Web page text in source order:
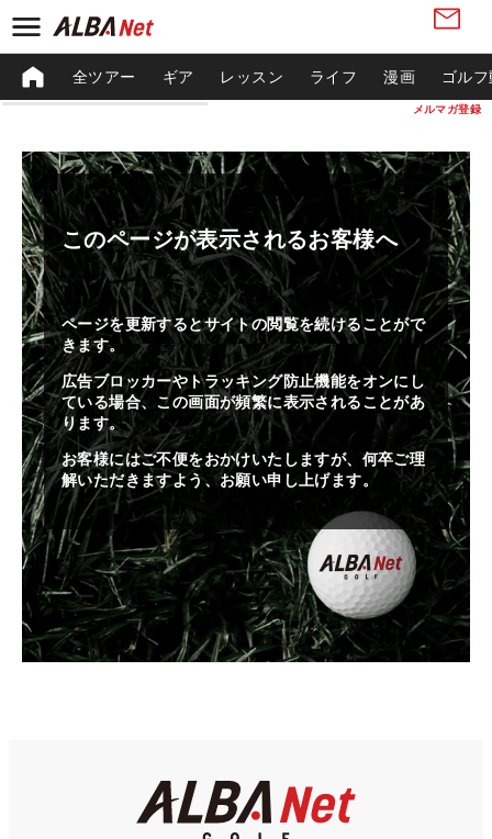
メルマガ登録
全ツアー ギア レッスン ライフ 漫画 ゴル
このページが表示されるお客様へ
ページを更新するとサイトの閲覧を続けることがで
きます。
広告ブロッカーやトラッキング防止機能をオンにし
ている場合、この画面が頻繁に表示されることがあ
ります。
お客様にはご不便をおかけいたしますが、何卒ご理
解いただきますよう、お願い申し上げます。